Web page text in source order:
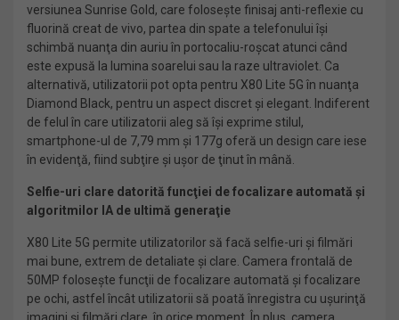
versiunea Sunrise Gold, care foloseşte finisaj anti-reflexie cu
fluorină creat de vivo, partea din spate a telefonului îşi
schimbă nuanţa din auriu în portocaliu-roşcat atunci când
este expusă la lumina soarelui sau la raze ultraviolet. Ca
alternativă, utilizatorii pot opta pentru X80 Lite 5G în nuanţa
Diamond Black, pentru un aspect discret şi elegant. Indiferent
de felul în care utilizatorii aleg să îşi exprime stilul,
smartphone-ul de 7,79 mm şi 177g oferă un design care iese
în evidenţă, fiind subţire şi uşor de ţinut în mână.
Selfie-uri clare datorită funcţiei de focalizare automată şi
algoritmilor IA de ultimă generaţie
X80 Lite 5G permite utilizatorilor să facă selfie-uri şi filmări
mai bune, extrem de detaliate şi clare. Camera frontală de
50MP foloseşte funcţii de focalizare automată şi focalizare
pe ochi, astfel încât utilizatorii să poată înregistra cu uşurinţă